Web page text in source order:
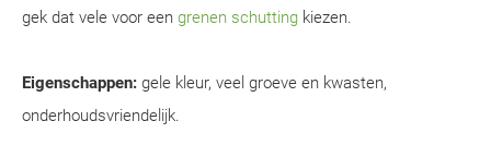
gek dat vele voor een grenen schutting kiezen.
Eigenschappen: gele kleur, veel groeve en kwasten,
onderhoudsvriendelijk.